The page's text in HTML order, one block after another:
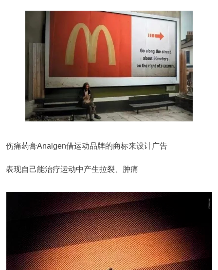
伤痛药膏Analgen借运动品牌的商标来设计广告
表现自己能治疗运动中产生拉裂、肿痛